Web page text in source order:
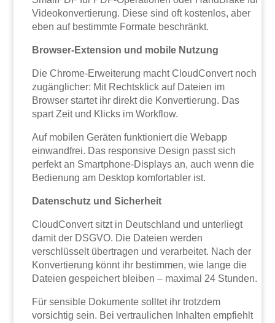
Videokonvertierung. Diese sind oft kostenlos, aber
eben auf bestimmte Formate beschränkt.
Browser-Extension und mobile Nutzung
Die Chrome-Erweiterung macht CloudConvert noch
zugänglicher: Mit Rechtsklick auf Dateien im
Browser startet ihr direkt die Konvertierung. Das
spart Zeit und Klicks im Workflow.
Auf mobilen Geräten funktioniert die Webapp
einwandfrei. Das responsive Design passt sich
perfekt an Smartphone-Displays an, auch wenn die
Bedienung am Desktop komfortabler ist.
Datenschutz und Sicherheit
CloudConvert sitzt in Deutschland und unterliegt
damit der DSGVO. Die Dateien werden
verschlüsselt übertragen und verarbeitet. Nach der
Konvertierung könnt ihr bestimmen, wie lange die
Dateien gespeichert bleiben – maximal 24 Stunden.
Für sensible Dokumente solltet ihr trotzdem
vorsichtig sein. Bei vertraulichen Inhalten empfiehlt